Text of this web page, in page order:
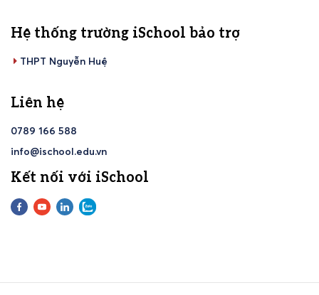
Hệ thống trường iSchool bảo trợ
THPT Nguyễn Huệ
Liên hệ
0789 166 588
info@ischool.edu.vn
Kết nối với iSchool